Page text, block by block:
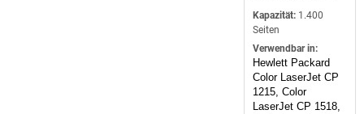
Kapazität: 1.400
Seiten
Verwendbar in:
Hewlett Packard
Color LaserJet CP
1215, Color
LaserJet CP 1518,